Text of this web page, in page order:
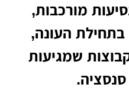
מורכבות,
העונה,
שמגיעות